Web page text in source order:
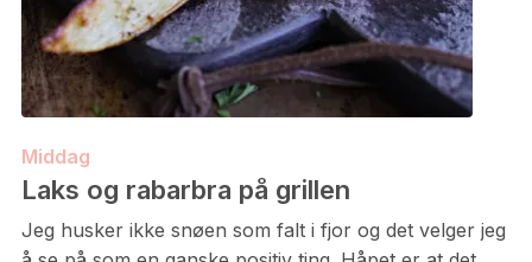
Middag
Laks og rabarbra på grillen
Jeg husker ikke snøen som falt i fjor og det velger jeg